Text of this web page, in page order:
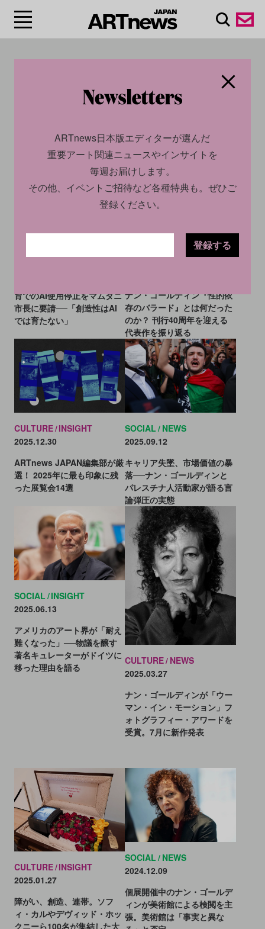
ン/Nan Goldin
育でのAI使用停止をマムダニ
市長に要請──「創造性はAI
では育たない」
CULTURE NEWS
ナン・ゴールディン『性的依
存のバラード』とは何だった
のか？ 刊行40周年を迎える
代表作を振り返る
CULTURE INSIGHT
2025.12.30
ARTnews JAPAN編集部が厳
選！ 2025年に最も印象に残
った展覧会14選
SOCIAL NEWS
2025.09.12
キャリア失墜、市場価値の暴
落──ナン・ゴールディンと
パレスチナ人活動家が語る言
論弾圧の実態
SOCIAL INSIGHT
2025.06.13
アメリカのアート界が「耐え
難くなった」──物議を醸す
著名キュレーターがドイツに
移った理由を語る
CULTURE NEWS
2025.03.27
ナン・ゴールディンが「ウー
マン・イン・モーション」フ
ォトグラフィー・アワードを
受賞。7月に新作発表
CULTURE INSIGHT
2025.01.27
障がい、創造、連帯。ソフ
ィ・カルやデヴィッド・ホッ
クニーら100名が集結した大
SOCIAL NEWS
2024.12.09
個展開催中のナン・ゴールデ
ィンが美術館による検閲を主
張。美術館は「事実と異な
ARTnews日本版エディターが選んだ
重要アート関連ニュースやインサイトを
毎週お届けします。
その他、イベントご招待など各種特典も。ぜひご
登録ください。
登録する